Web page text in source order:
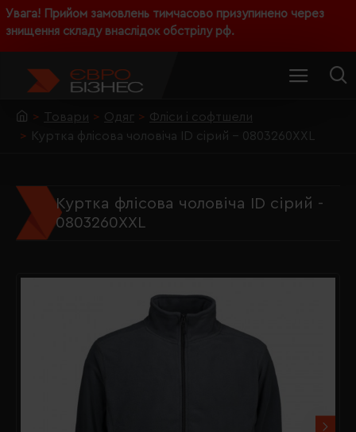
Увага! Прийом замовлень тимчасово призупинено через
знищення складу внаслідок обстрілу рф.
Товари Одяг
Фліси і софтшели
Куртка флісова чоловіча ID сірий - 0803260XXL
Куртка флісова чоловіча ID сірий -
0803260XXL